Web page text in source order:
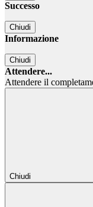
Successo
Chiudi
Informazione
Chiudi
Attendere...
Attendere il
Chiudi